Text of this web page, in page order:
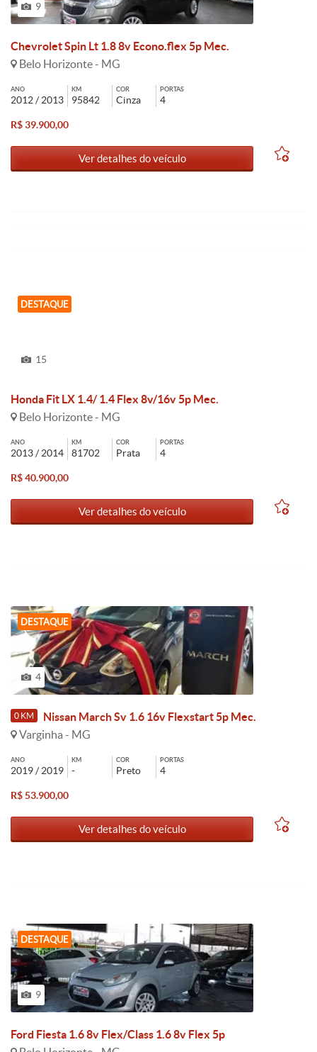
9
Chevrolet Spin Lt 1.8 8v Econo.flex 5p Mec.
Belo Horizonte - MG
ANO
2012 / 2013
KM
95842
COR
Cinza
PORTAS
4
R$ 39.900,00
Ver detalhes do veículo
DESTAQUE
15
Honda Fit LX 1.4/ 1.4 Flex 8v/16v 5p Mec.
Belo Horizonte - MG
ANO
2013 / 2014
KM
81702
COR
Prata
PORTAS
4
R$ 40.900,00
Ver detalhes do veículo
DESTAQUE
4
0 KM
Nissan March Sv 1.6 16v Flexstart 5p Mec.
Varginha - MG
ANO
2019 / 2019
KM
-
COR
Preto
PORTAS
4
R$ 53.900,00
Ver detalhes do veículo
DESTAQUE
9
Ford Fiesta 1.6 8v Flex/Class 1.6 8v Flex 5p